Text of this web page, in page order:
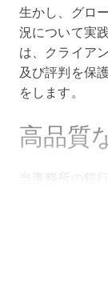
生かし、グロ
況について実
は、クライア
及び評判を保
をします。
高品質
当事務所の銀
空機、船舶の
人や家族のた